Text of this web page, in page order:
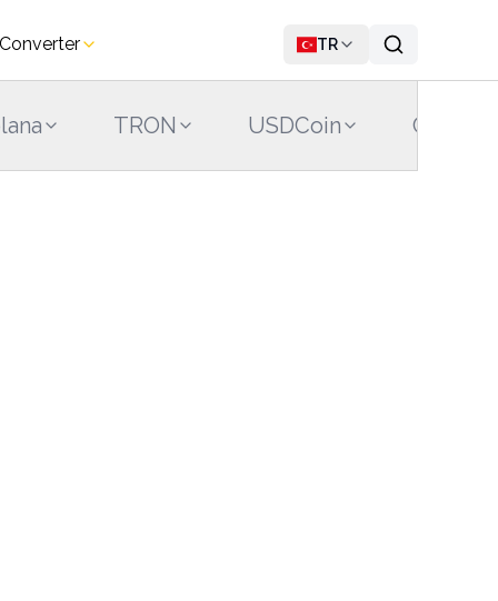
TR
TRON USDCoin Cardano